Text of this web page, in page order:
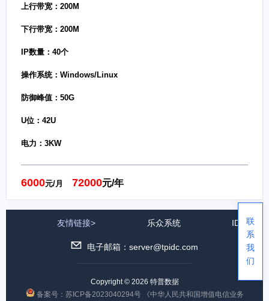
上行带宽：200M
下行带宽：200M
IP数量：40个
操作系统：Windows/Linux
防御峰值：50G
U位：42U
电力：3KW
6000元/月 72000元/年
友情链接> 乐众系统 IDC公司
电子邮箱：server@tpidc.com
Copyright © 2026 特普数据
备案号：苏ICP备2023040294号
《中华人民共和国增值电信业务
联
系
我
们